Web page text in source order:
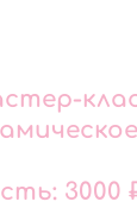
3000